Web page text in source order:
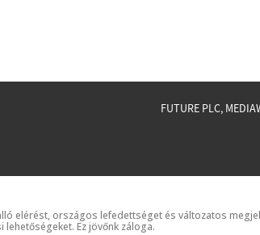
FUTURE PLC,
elérést, országos lefedettséget és változatos
Ez jövőnk záloga.